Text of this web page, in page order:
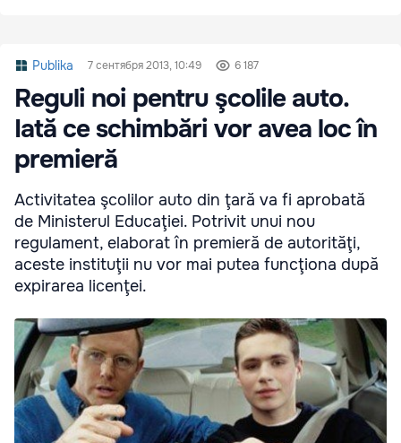
Publika 7 сентября 2013, 10:49 6 187
Reguli noi pentru şcolile auto.
Iată ce schimbări vor avea loc în
premieră
Activitatea şcolilor auto din ţară va fi aprobată
de Ministerul Educaţiei. Potrivit unui nou
regulament, elaborat în premieră de autorităţi,
aceste instituţii nu vor mai putea funcţiona după
expirarea licenţei.